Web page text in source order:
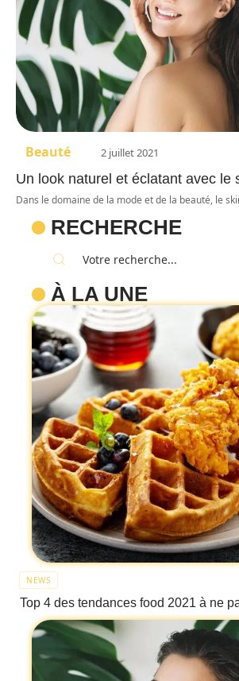
Beauté 2 juillet 2021
Un look naturel et éclatant avec le
Dans le domaine de la mode et de la beauté, le
RECHERCHE
À LA UNE
NEWS
Top 4 des tendances food 2021 à ne